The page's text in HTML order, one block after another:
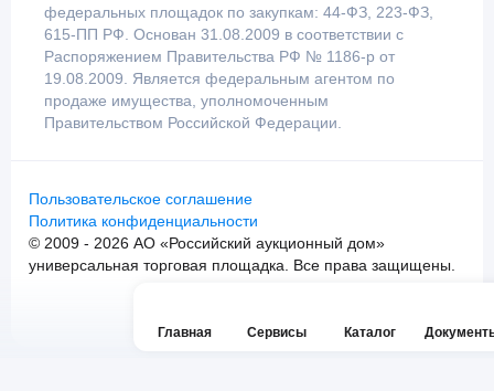
Главная Сервисы Каталог
федеральных площадок по закупкам: 44-ФЗ, 223-ФЗ,
615-ПП РФ. Основан 31.08.2009 в соответствии с
Распоряжением Правительства РФ № 1186-р от
19.08.2009. Является федеральным агентом по
продаже имущества, уполномоченным
Правительством Российской Федерации.
Пользовательское соглашение
Политика конфиденциальности
© 2009 - 2026 АО «Российский аукционный дом»
универсальная торговая площадка. Все права защищены.